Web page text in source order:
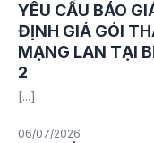
YÊU CẦU BÁO
ĐỊNH GIÁ GÓI
MẠNG LAN TẠI
2
[...]
06/07/2026